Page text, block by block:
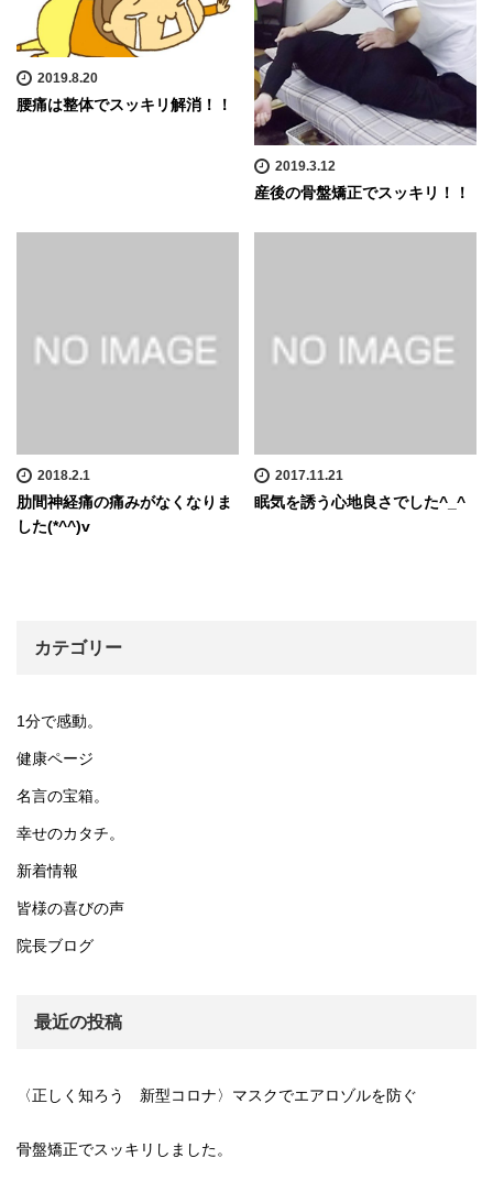
2019.8.20
腰痛は整体でスッキリ解消！！
2019.3.12
産後の骨盤矯正でスッキリ！！
2018.2.1
肋間神経痛の痛みがなくなりま
した(*^^)v
2017.11.21
眠気を誘う心地良さでした^_^
カテゴリー
1分で感動。
健康ページ
名言の宝箱。
幸せのカタチ。
新着情報
皆様の喜びの声
院長ブログ
最近の投稿
〈正しく知ろう 新型コロナ〉マスクでエアロゾルを防ぐ
骨盤矯正でスッキリしました。